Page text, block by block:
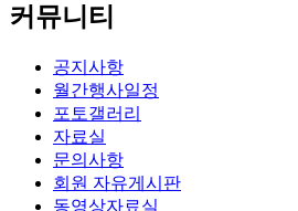
커뮤니티
공지사항
월간행사일정
포토갤러리
자료실
문의사항
회원 자유게시판
동영상자료실